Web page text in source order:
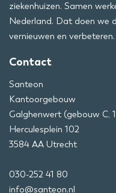
ziekenhuizen. Samen
Nederland. Dat doen we
vernieuwen en verbeteren.
Contact
Santeon
Kantoorgebouw
Galghenwert (gebouw C, 1
Herculesplein 102
3584 AA Utrecht
030-252 41 80
info@santeon.nl